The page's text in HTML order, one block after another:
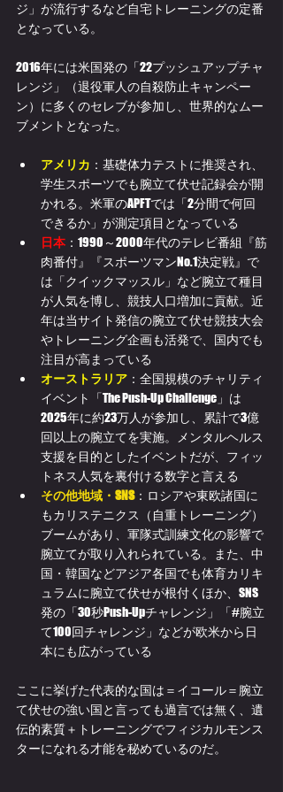
ジ」が流行するなど自宅トレーニングの定番
となっている。
2016年には米国発の「22プッシュアップチャ
レンジ」（退役軍人の自殺防止キャンペー
ン）に多くのセレブが参加し、世界的なムー
ブメントとなった。
アメリカ ：基礎体力テストに推奨され、
学生スポーツでも腕立て伏せ記録会が開
かれる。米軍のAPFTでは「2分間で何回
できるか」が測定項目となっている
日本 ：1990～2000年代のテレビ番組『筋
肉番付』『スポーツマンNo.1決定戦』で
は「クイックマッスル」など腕立て種目
が人気を博し、競技人口増加に貢献。近
年は当サイト発信の腕立て伏せ競技大会
やトレーニング企画も活発で、国内でも
注目が高まっている
オーストラリア ：全国規模のチャリティ
イベント「The Push-Up Challenge」は
2025年に約23万人が参加し、累計で3億
回以上の腕立てを実施。メンタルヘルス
支援を目的としたイベントだが、フィッ
トネス人気を裏付ける数字と言える
その他地域・SNS：ロシアや東欧諸国に
もカリステニクス（自重トレーニング）
ブームがあり、軍隊式訓練文化の影響で
腕立てが取り入れられている。また、中
国・韓国などアジア各国でも体育カリキ
ュラムに腕立て伏せが根付くほか、SNS
発の「30秒Push-Upチャレンジ」「#腕立
て100回チャレンジ」などが欧米から日
本にも広がっている
ここに挙げた代表的な国は＝イコール＝腕立
て伏せの強い国と言っても過言では無く、遺
伝的素質＋トレーニングでフィジカルモンス
ターになれる才能を秘めているのだ。